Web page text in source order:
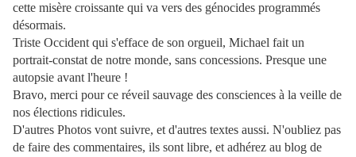
cette misère croissante qui va vers des génocides programmés
désormais.
Triste Occident qui s'efface de son orgueil, Michael fait un
portrait-constat de notre monde, sans concessions. Presque une
autopsie avant l'heure !
Bravo, merci pour ce réveil sauvage des consciences à la veille de
nos élections ridicules.
D'autres Photos vont suivre, et d'autres textes aussi. N'oubliez pas
de faire des commentaires, ils sont libre, et adhérez au blog de